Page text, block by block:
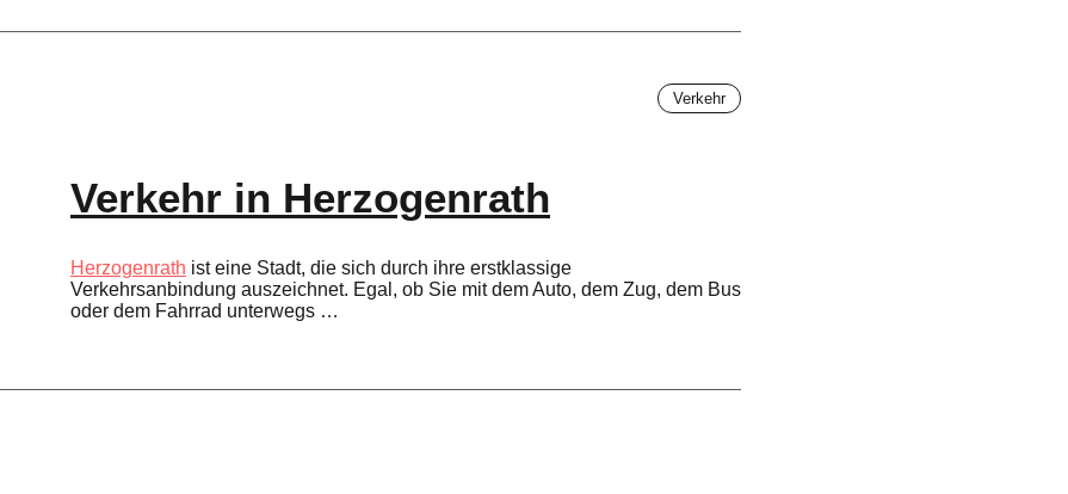
Verkehr
Verkehr in Herzogenrath
Herzogenrath ist eine Stadt, die sich durch ihre erstklassige
Verkehrsanbindung auszeichnet. Egal, ob Sie mit dem Auto, dem Zug, dem Bus
oder dem Fahrrad unterwegs …